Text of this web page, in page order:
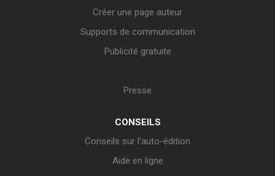
Créer une page auteur
Supports de communication
Publicité gratuite
Presse
CONSEILS
Conseils sur l’auto-édition
Aide en ligne